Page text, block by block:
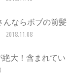
んならボブの前髪
2018.11.08
大！含まれてい